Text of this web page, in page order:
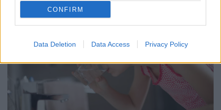
CONFIRM
Data Deletion Data Access Privacy Policy